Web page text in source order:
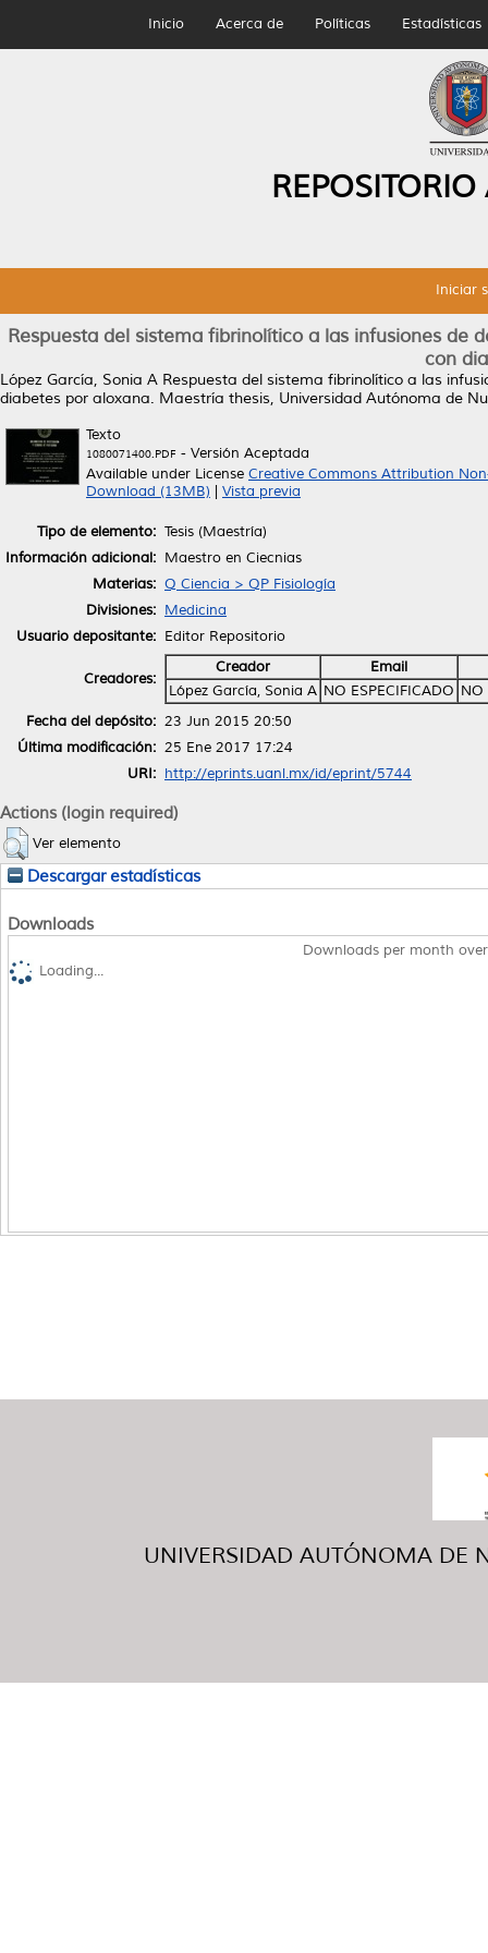
Inicio Acerca de Políticas Estadísticas
Iniciar
Respuesta del sistema fibrinolítico a las infusiones de
con
López García, Sonia A Respuesta del sistema fibrinolítico a las
diabetes por aloxana. Maestría thesis, Universidad Autónoma de
Texto
1080071400.PDF - Versión Aceptada
Available under License Creative Commons Attribution
Download (13MB)
Vista previa
Tipo de elemento: Tesis (Maestría)
Información adicional: Maestro en Ciecnias
Materias: Q Ciencia > QP Fisiología
Divisiones: Medicina
Usuario depositante: Editor Repositorio
Creadores:
Creador
Email
López García, Sonia A NO ESPECIFICADO NO
Fecha del depósito: 23 Jun 2015 20:50
Última modificación: 25 Ene 2017 17:24
URI: http://eprints.uanl.mx/id/eprint/5744
Actions (login required)
Ver elemento
Descargar estadísticas
Downloads
Downloads per month
Loading...
UNIVERSIDAD AUTÓNOMA DE